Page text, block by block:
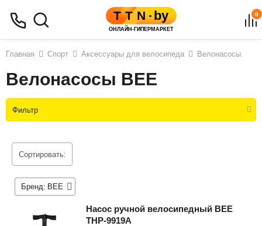
0
Главная Спорт Аксессуары для велосипеда Велонасосы
Велонасосы BEE
Фильтр
Сортировать:
Бренд: BEE
Насос ручной велосипедный BEE
THP-9919A